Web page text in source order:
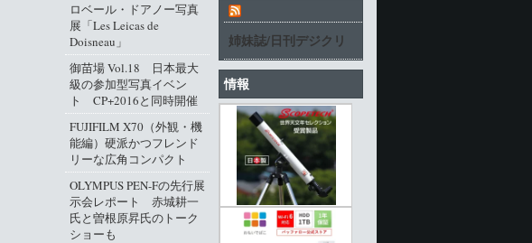
姉妹誌/日刊デジクリ
情報
ロベール・ドアノー写真
展「Les Leicas de
Doisneau」
御苗場 Vol.18 日本最大
級の参加型写真イベン
ト CP+2016と同時開催
FUJIFILM X70（外観・機
能編）硬派かつフレンド
リーな広角コンパクト
OLYMPUS PEN-Fの先行展
示会レポート 赤城耕一
氏と曽根原昇氏のトーク
ショーも